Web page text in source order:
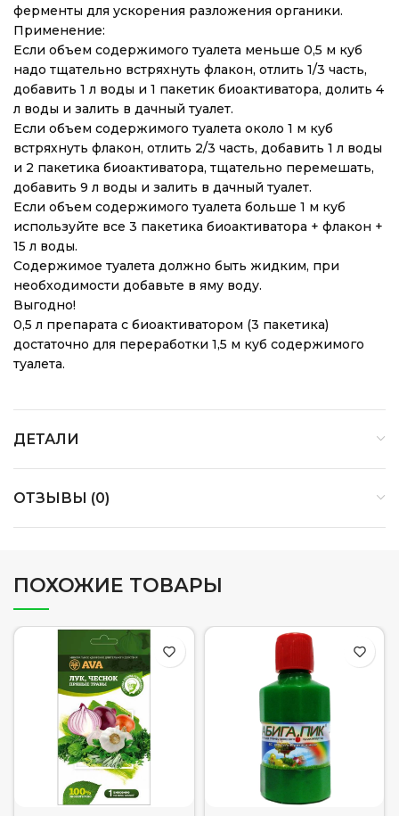
ферменты для ускорения разложения органики.
Применение:
Если объем содержимого туалета меньше 0,5 м куб
надо тщательно встряхнуть флакон, отлить 1/3 часть,
добавить 1 л воды и 1 пакетик биоактиватора, долить 4
л воды и залить в дачный туалет.
Если объем содержимого туалета около 1 м куб
встряхнуть флакон, отлить 2/3 часть, добавить 1 л воды
и 2 пакетика биоактиватора, тщательно перемешать,
добавить 9 л воды и залить в дачный туалет.
Если объем содержимого туалета больше 1 м куб
используйте все 3 пакетика биоактиватора + флакон +
15 л воды.
Содержимое туалета должно быть жидким, при
необходимости добавьте в яму воду.
Выгодно!
0,5 л препарата с биоактиватором (3 пакетика)
достаточно для переработки 1,5 м куб содержимого
туалета.
ДЕТАЛИ
ОТЗЫВЫ (0)
ПОХОЖИЕ ТОВАРЫ